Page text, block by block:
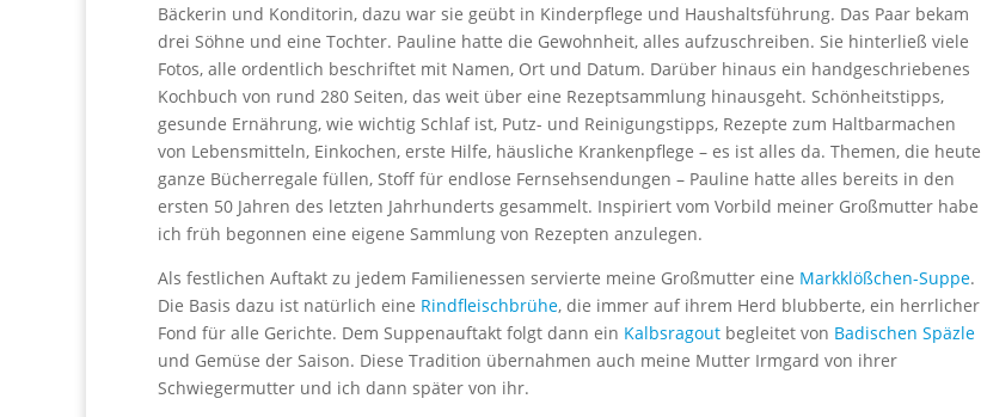
Bäckerin und Konditorin, dazu war sie geübt in Kinderpflege und Haushaltsführung. Das Paar bekam
drei Söhne und eine Tochter. Pauline hatte die Gewohnheit, alles aufzuschreiben. Sie hinterließ viele
Fotos, alle ordentlich beschriftet mit Namen, Ort und Datum. Darüber hinaus ein handgeschriebenes
Kochbuch von rund 280 Seiten, das weit über eine Rezeptsammlung hinausgeht. Schönheitstipps,
gesunde Ernährung, wie wichtig Schlaf ist, Putz- und Reinigungstipps, Rezepte zum Haltbarmachen
von Lebensmitteln, Einkochen, erste Hilfe, häusliche Krankenpflege – es ist alles da. Themen, die heute
ganze Bücherregale füllen, Stoff für endlose Fernsehsendungen – Pauline hatte alles bereits in den
ersten 50 Jahren des letzten Jahrhunderts gesammelt. Inspiriert vom Vorbild meiner Großmutter habe
ich früh begonnen eine eigene Sammlung von Rezepten anzulegen.
Als festlichen Auftakt zu jedem Familienessen servierte meine Großmutter eine Markklößchen-Suppe.
Die Basis dazu ist natürlich eine Rindfleischbrühe, die immer auf ihrem Herd blubberte, ein herrlicher
Fond für alle Gerichte. Dem Suppenauftakt folgt dann ein Kalbsragout begleitet von Badischen Späzle
und Gemüse der Saison. Diese Tradition übernahmen auch meine Mutter Irmgard von ihrer
Schwiegermutter und ich dann später von ihr.